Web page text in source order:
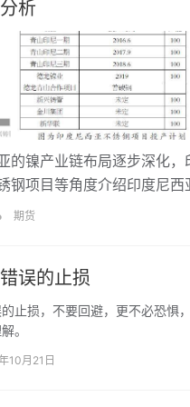
析
镍产业链布局逐步深化，
钢项目等角度介绍印度尼西
期货
误的止损
损，不要回避，更不必恐惧
。
10月21日